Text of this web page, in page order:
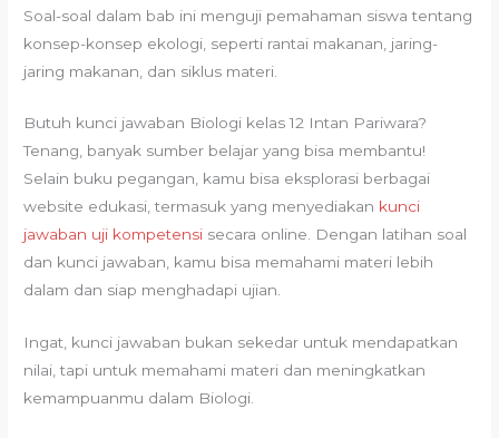
Soal-soal dalam bab ini menguji pemahaman siswa tentang
konsep-konsep ekologi, seperti rantai makanan, jaring-
jaring makanan, dan siklus materi.
Butuh kunci jawaban Biologi kelas 12 Intan Pariwara?
Tenang, banyak sumber belajar yang bisa membantu!
Selain buku pegangan, kamu bisa eksplorasi berbagai
website edukasi, termasuk yang menyediakan kunci
jawaban uji kompetensi secara online. Dengan latihan soal
dan kunci jawaban, kamu bisa memahami materi lebih
dalam dan siap menghadapi ujian.
Ingat, kunci jawaban bukan sekedar untuk mendapatkan
nilai, tapi untuk memahami materi dan meningkatkan
kemampuanmu dalam Biologi.